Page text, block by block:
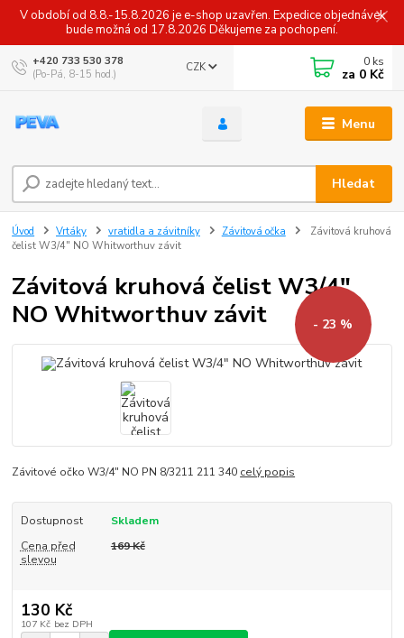
V období od 8.8.-15.8.2026 je e-shop uzavřen. Expedice objednávek
bude možná od 17.8.2026 Děkujeme za pochopení.
Menu
CZK
Hledat
+420 733 530 378
(Po-Pá, 8-15 hod.)
0 ks
za 0 Kč
Úvod Vrtáky vratidla a závitníky Závitová očka
Závitová kruhová
čelist W3/4" NO Whitworthuv závit
Závitová kruhová čelist W3/4"
NO Whitworthuv závit
- 23 %
Závitové očko W3/4" NO PN 8/3211 211 340 celý popis
Dostupnost
Skladem
Cena před
slevou
169 Kč
130 Kč
107 Kč bez DPH